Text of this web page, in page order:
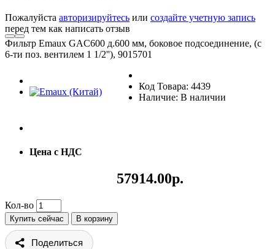
Пожалуйста авторизируйтесь или создайте учетную запись
перед тем как написать отзыв
Фильтр Emaux GAC600 д.600 мм, боковое подсоединение, (с
6-ти поз. вентилем 1 1/2''), 9015701
Код Товара: 4439
Наличие: В наличии
Цена с НДС
57914.00р.
Кол-во
Купить сейчас В корзину
Поделиться